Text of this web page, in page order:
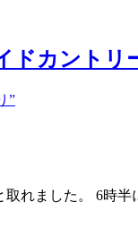
ドカントリ
れました。 6時